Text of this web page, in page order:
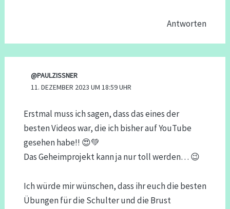
Antworten
@PAULZISSNER
11. DEZEMBER 2023 UM 18:59 UHR
Erstmal muss ich sagen, dass das eines der
besten Videos war, die ich bisher auf YouTube
gesehen habe!! 😍💚
Das Geheimprojekt kann ja nur toll werden… 😉
Ich würde mir wünschen, dass ihr euch die besten
Übungen für die Schulter und die Brust